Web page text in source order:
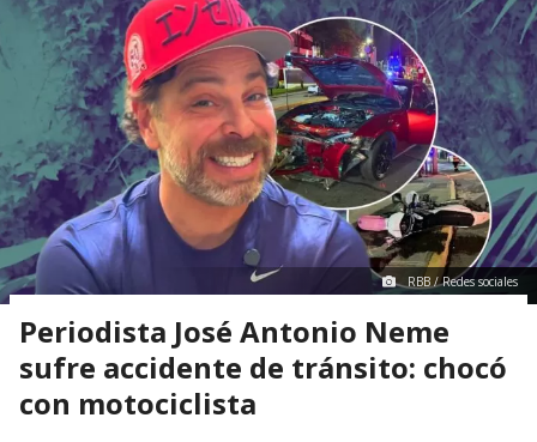
RBB / Redes sociales
Periodista José Antonio Neme
sufre accidente de tránsito: chocó
con motociclista